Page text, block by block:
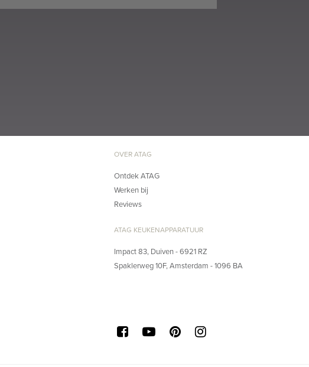
OVER ATAG
Ontdek ATAG
Werken bij
Reviews
ATAG KEUKENAPPARATUUR
Impact 83, Duiven - 6921 RZ
Spaklerweg 10F, Amsterdam - 1096 BA